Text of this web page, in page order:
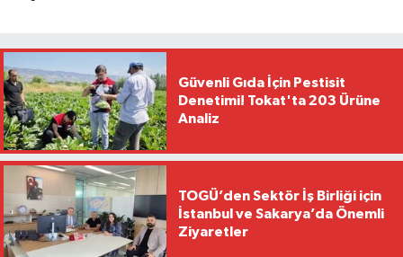
Güvenli Gıda İçin Pestisit
Denetimi! Tokat'ta 203 Ürüne
Analiz
TOGÜ’den Sektör İş Birliği için
İstanbul ve Sakarya’da Önemli
Ziyaretler